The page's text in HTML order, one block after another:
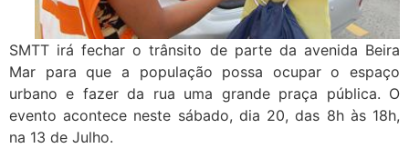
SMTT irá fechar o trânsito de parte da avenida Beira
Mar para que a população possa ocupar o espaço
urbano e fazer da rua uma grande praça pública. O
evento acontece neste sábado, dia 20, das 8h às 18h,
na 13 de Julho.